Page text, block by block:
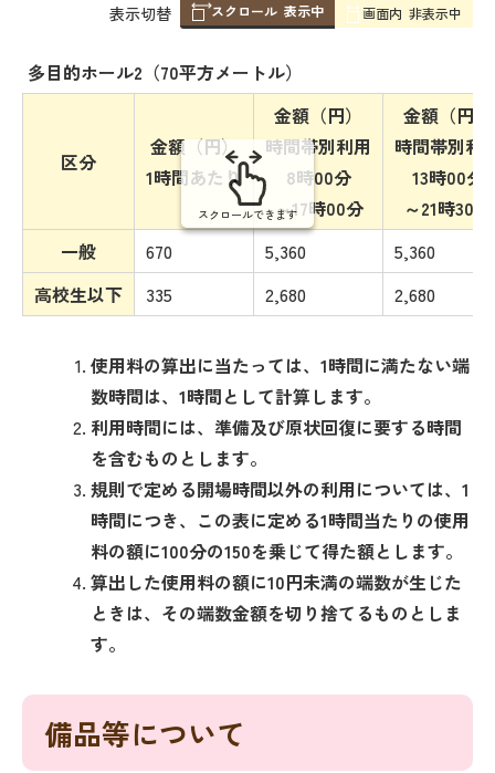
表
み
の
表示切替 スクロール 表示中 画面内 非表示中
多目的ホール2（70平方メートル）
区分
金額（円）
1時間あたり
金額（円）
時間帯別利用
8時00分
～17時00分
金額（円）
時間帯別利
13時00分
～21時30分
一般
670 5,360
5,360
高校生以下
335 2,680 2,680
スクロールできます
使用料の算出に当たっては、1時間に満たない端
数時間は、1時間として計算します。
利用時間には、準備及び原状回復に要する時間
を含むものとします。
規則で定める開場時間以外の利用については、1
時間につき、この表に定める1時間当たりの使用
料の額に100分の150を乗じて得た額とします。
算出した使用料の額に10円未満の端数が生じた
ときは、その端数金額を切り捨てるものとしま
す。
備品等について